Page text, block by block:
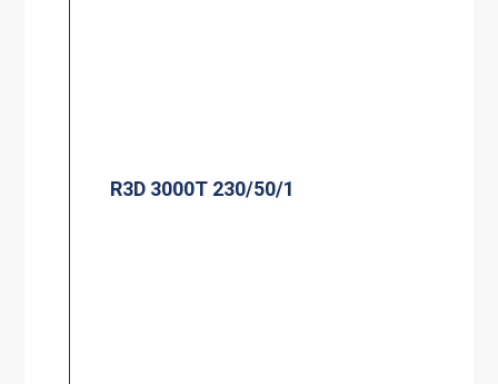
R3D 3000T 230/50/1